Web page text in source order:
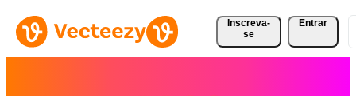
Inscreva-
se
Entrar